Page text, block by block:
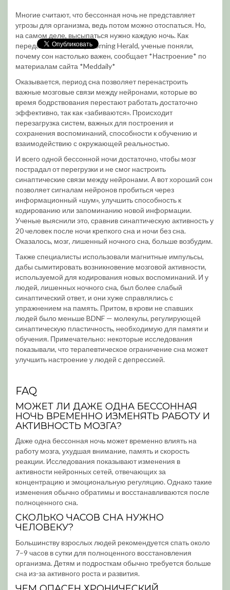
Многие считают, что бессонная ночь не представляет
угрозы для организма, ведь потом можно отоспаться. Но,
на самом деле, высыпаться нужно каждую ночь. Как
передает The Sydney Morning Herald, ученые поняли,
почему сон настолько важен, сообщает *Настроение* по
материалам сайта *Meddaily*
Оказывается, период сна позволяет перенастроить
важные мозговые связи между нейронами, которые во
время бодрствования перестают работать достаточно
эффективно, так как «забиваются». Происходит
перезагрузка систем, важных для построения и
сохранения воспоминаний, способности к обучению и
взаимодействию с окружающей реальностью.
И всего одной бессонной ночи достаточно, чтобы мозг
пострадал от перегрузки и не смог настроить
синаптические связи между нейронами. А вот хороший сон
позволяет сигналам нейронов пробиться через
информационный «шум», улучшить способность к
кодированию или запоминанию новой информации.
Ученые выяснили это, сравнив синаптическую активность у
20 человек после ночи крепкого сна и ночи без сна.
Оказалось, мозг, лишенный ночного сна, больше возбудим.
Также специалисты использовали магнитные импульсы,
дабы сымитировать возникновение мозговой активности,
используемой для кодирования новых воспоминаний. И у
людей, лишенных ночного сна, был более слабый
синаптический ответ, и они хуже справлялись с
упражнением на память. Притом, в крови не спавших
людей было меньше BDNF — молекулы, регулирующей
синаптическую пластичность, необходимую для памяти и
обучения. Примечательно: некоторые исследования
показывали, что терапевтическое ограничение сна может
улучшить настроение у людей с депрессией.
FAQ
МОЖЕТ ЛИ ДАЖЕ ОДНА БЕССОННАЯ
НОЧЬ ВРЕМЕННО ИЗМЕНЯТЬ РАБОТУ И
АКТИВНОСТЬ МОЗГА?
Даже одна бессонная ночь может временно влиять на
работу мозга, ухудшая внимание, память и скорость
реакции. Исследования показывают изменения в
активности нейронных сетей, отвечающих за
концентрацию и эмоциональную регуляцию. Однако такие
изменения обычно обратимы и восстанавливаются после
полноценного сна.
СКОЛЬКО ЧАСОВ СНА НУЖНО
ЧЕЛОВЕКУ?
Большинству взрослых людей рекомендуется спать около
7–9 часов в сутки для полноценного восстановления
организма. Детям и подросткам обычно требуется больше
сна из-за активного роста и развития.